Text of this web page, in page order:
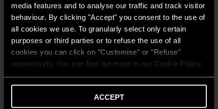
media features and to analyse our traffic and track visitor
behaviour. By clicking "Accept" you consent to the use of
all cookies we use. To granularly select only certain
purposes or third parties or to refuse the use of all
cookies you can click on "Customise" or "Refuse"
respectively. You can find out more in our Cookie Policy.
ACCEPT
GUIDA AL RISPARMIO
Quanto consuma un condizionatore?
LEGGI DI PIÙ